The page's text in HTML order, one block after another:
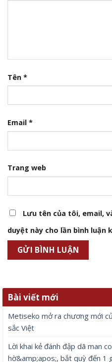
Tên *
Email *
Trang web
Lưu tên của tôi, email,
duyệt này cho lần bình luận
Bài viết mới
Metiseko mở ra chương mới
sắc Việt
Lời khai kẻ đánh đập dã man
hờ&amp;apos;, bắt quỳ đến 1